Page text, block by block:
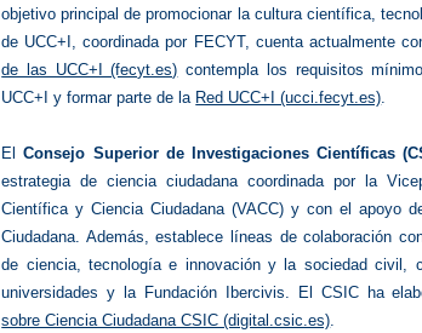
objetivo principal de promocionar la cultura científica,
de UCC+I, coordinada por FECYT, cuenta actualmente
de las UCC+I (fecyt.es) contempla los requisitos
UCC+I y formar parte de la Red UCC+I (ucci.fecyt.es).
ElConsejo Superior de Investigaciones Científicas
estrategia de ciencia ciudadana coordinada por la
Científica y Ciencia Ciudadana (VACC) y con el apoyo
Ciudadana. Además, establece líneas de colaboración
de ciencia, tecnología e innovación y la sociedad civil,
universidades y la Fundación Ibercivis. El CSIC ha
sobre Ciencia Ciudadana CSIC (digital.csic.es).